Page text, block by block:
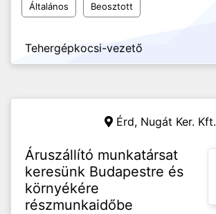
Általános Beosztott
Tehergépkocsi-vezető
Érd, Nugát Ker. Kft.
Áruszállító munkatársat
keresünk Budapestre és
környékére
részmunkaidőbe